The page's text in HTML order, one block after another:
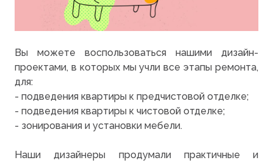
Вы можете воспользоваться нашими дизайн-
проектами, в которых мы учли все этапы ремонта,
для:
- подведения квартиры к предчистовой отделке;
- подведения квартиры к чистовой отделке;
- зонирования и установки мебели.
Наши дизайнеры продумали практичные и